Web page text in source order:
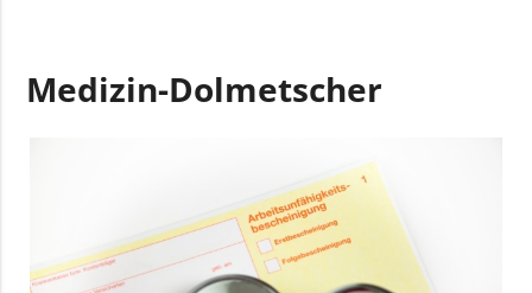
Medizin-Dolmetscher